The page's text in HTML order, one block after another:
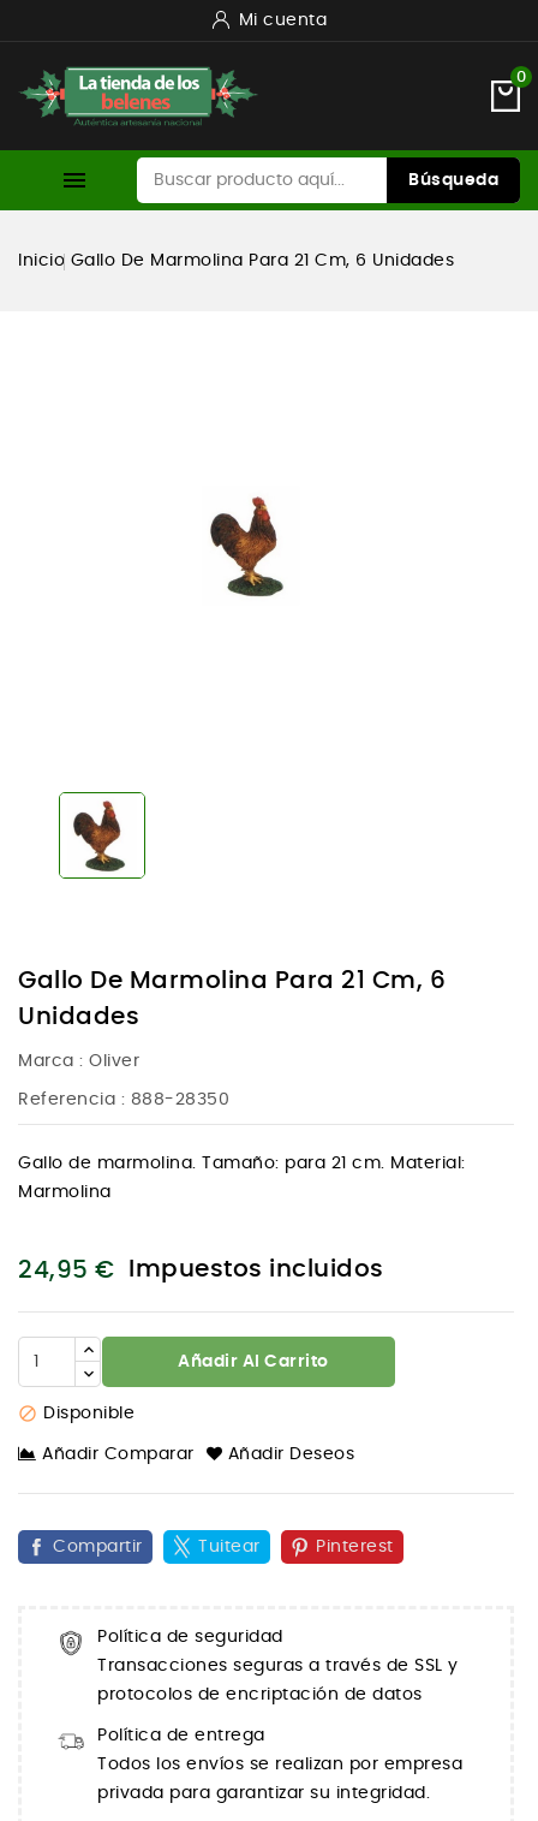
Mi cuenta
0
 Búsqueda
Inicio Gallo De Marmolina Para 21 Cm, 6 Unidades
Gallo De Marmolina Para 21 Cm, 6
Unidades
Marca : Oliver
Referencia : 888-28350
Gallo de marmolina. Tamaño: para 21 cm. Material:
Marmolina
24,95 € Impuestos incluidos
Añadir Al Carrito
 Disponible
Añadir Comparar Añadir Deseos
Compartir Tuitear Pinterest
Política de seguridad
Transacciones seguras a través de SSL y
protocolos de encriptación de datos
Política de entrega
Todos los envíos se realizan por empresa
privada para garantizar su integridad.